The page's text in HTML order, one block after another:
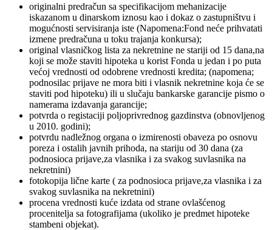
originalni predračun sa specifikacijom mehanizacije
iskazanom u dinarskom iznosu kao i dokaz o zastupništvu i
mogućnosti servisiranja iste (Napomena:Fond neće prihvatati
izmene predračuna u toku trajanja konkursa);
original vlasničkog lista za nekretnine ne stariji od 15 dana,na
koji se može staviti hipoteka u korist Fonda u jedan i po puta
većoj vrednosti od odobrene vrednosti kredita; (napomena;
podnosilac prijave ne mora biti i vlasnik nekretnine koja će se
staviti pod hipoteku) ili u slučaju bankarske garancije pismo o
namerama izdavanja garancije;
potvrda o registaciji poljoprivrednog gazdinstva (obnovljenog
u 2010. godini);
potvrdu nadležnog organa o izmirenosti obaveza po osnovu
poreza i ostalih javnih prihoda, na stariju od 30 dana (za
podnosioca prijave,za vlasnika i za svakog suvlasnika na
nekretnini)
fotokopija lične karte ( za podnosioca prijave,za vlasnika i za
svakog suvlasnika na nekretnini)
procena vrednosti kuće izdata od strane ovlašćenog
procenitelja sa fotografijama (ukoliko je predmet hipoteke
stambeni objekat).